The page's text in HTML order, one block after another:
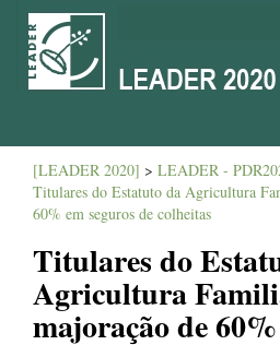
[LEADER 2020] > LEADER -
Titulares do Estatuto da Agricultura
60% em seguros de colheitas
Titulares do
Agricultura
majoração de